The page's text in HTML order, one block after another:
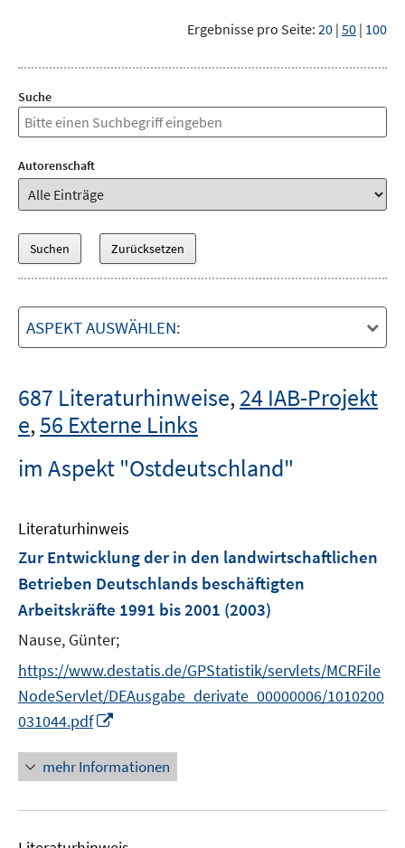
Ergebnisse pro Seite: 20 | 50 | 100
Suche
Autorenschaft
ASPEKT AUSWÄHLEN:
687 Literaturhinweise,24 IAB-Projekt
e,56 Externe Links
im Aspekt "Ostdeutschland"
Literaturhinweis
Zur Entwicklung der in den landwirtschaftlichen
Betrieben Deutschlands beschäftigten
Arbeitskräfte 1991 bis 2001 (2003)
Nause, Günter;
https://www.destatis.de/GPStatistik/servlets/MCRFile
NodeServlet/DEAusgabe_derivate_00000006/1010200
031044.pdf
n
e
u
mehr Informationen